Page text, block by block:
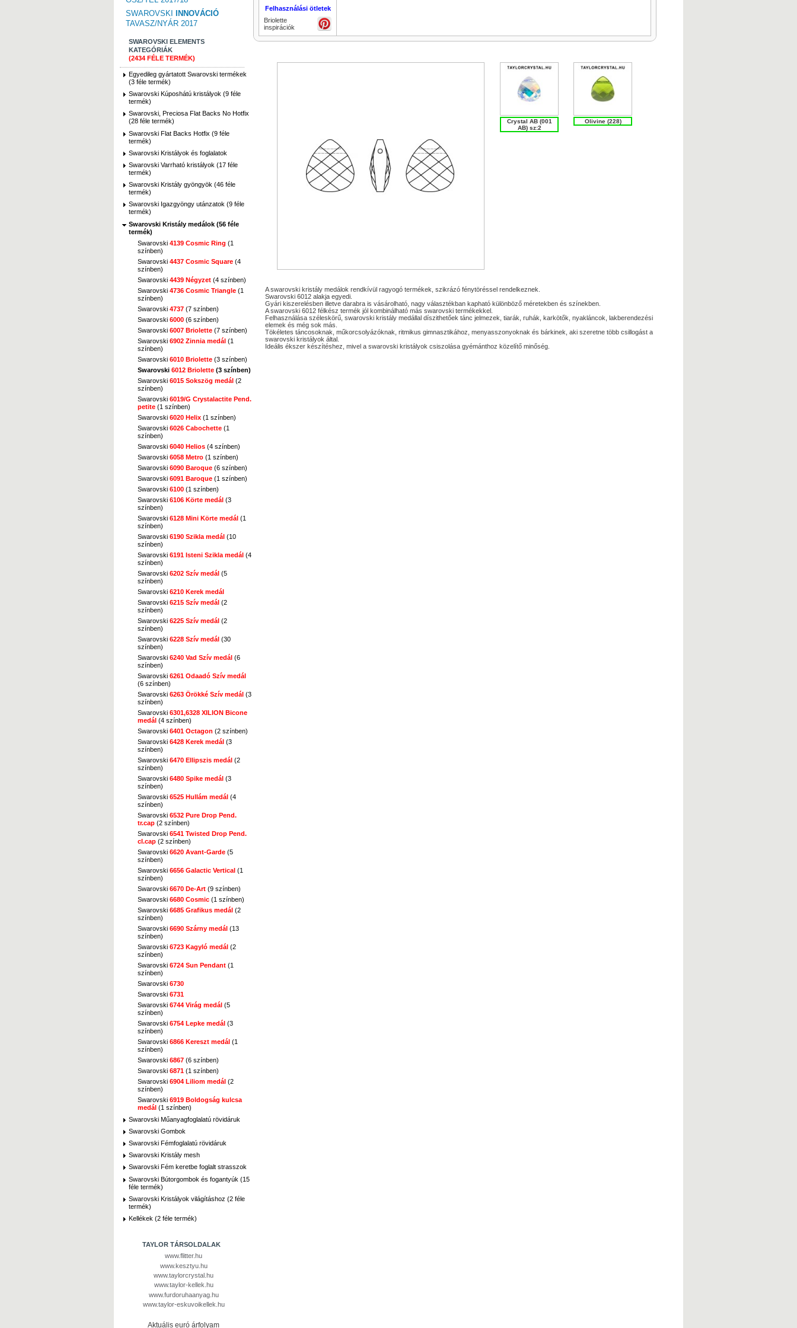
SWAROVSKI
INNOVÁCIÓ
TAVASZ/NYÁR 2017
SWAROVSKI ELEMENTS
KATEGÓRIÁK
(2434 FÉLE TERMÉK)
Egyedileg gyártatott Swarovski termékek
(3 féle termék)
Swarovski Kúposhátú kristályok (9 féle
termék)
Swarovski, Preciosa Flat Backs No Hotfix
(28 féle termék)
Swarovski Flat Backs Hotfix (9 féle
termék)
Swarovski Kristályok és foglalatok
Swarovski Varrható kristályok (17 féle
termék)
Swarovski Kristály gyöngyök (46 féle
termék)
Swarovski Igazgyöngy utánzatok (9 féle
termék)
Swarovski Kristály medálok (56 féle
termék)
Swarovski 4139 Cosmic Ring (1
színben)
Swarovski 4437 Cosmic Square (4
színben)
Swarovski 4439 Négyzet (4 színben)
Swarovski 4736 Cosmic Triangle (1
színben)
Swarovski 4737 (7 színben)
Swarovski 6000 (6 színben)
Swarovski 6007 Briolette (7 színben)
Swarovski 6902 Zinnia medál (1
színben)
Swarovski 6010 Briolette (3 színben)
Swarovski 6012 Briolette (3 színben)
Swarovski 6015 Sokszög medál (2
színben)
Swarovski 6019/G Crystalactite Pend.
petite (1 színben)
Swarovski 6020 Helix (1 színben)
Swarovski 6026 Cabochette (1
színben)
Swarovski 6040 Helios (4 színben)
Swarovski 6058 Metro (1 színben)
Swarovski 6090 Baroque (6 színben)
Swarovski 6091 Baroque (1 színben)
Swarovski 6100 (1 színben)
Swarovski 6106 Körte medál (3
színben)
Swarovski 6128 Mini Körte medál (1
színben)
Swarovski 6190 Szikla medál (10
színben)
Swarovski 6191 Isteni Szikla medál (4
színben)
Swarovski 6202 Szív medál (5
színben)
Swarovski 6210 Kerek medál
Swarovski 6215 Szív medál (2
színben)
Swarovski 6225 Szív medál (2
színben)
Swarovski 6228 Szív medál (30
színben)
Swarovski 6240 Vad Szív medál (6
színben)
Swarovski 6261 Odaadó Szív medál
(6 színben)
Swarovski 6263 Örökké Szív medál (3
színben)
Swarovski 6301,6328 XILION Bicone
medál (4 színben)
Swarovski 6401 Octagon (2 színben)
Swarovski 6428 Kerek medál (3
színben)
Swarovski 6470 Ellipszis medál (2
színben)
Swarovski 6480 Spike medál (3
színben)
Swarovski 6525 Hullám medál (4
színben)
Swarovski 6532 Pure Drop Pend.
tr.cap (2 színben)
Swarovski 6541 Twisted Drop Pend.
cl.cap (2 színben)
Swarovski 6620 Avant-Garde (5
színben)
Swarovski 6656 Galactic Vertical (1
színben)
Swarovski 6670 De-Art (9 színben)
Swarovski 6680 Cosmic (1 színben)
Swarovski 6685 Grafikus medál (2
színben)
Swarovski 6690 Szárny medál (13
színben)
Swarovski 6723 Kagyló medál (2
színben)
Swarovski 6724 Sun Pendant (1
színben)
Swarovski 6730
Swarovski 6731
Swarovski 6744 Virág medál (5
színben)
Swarovski 6754 Lepke medál (3
színben)
Swarovski 6866 Kereszt medál (1
színben)
Swarovski 6867 (6 színben)
Swarovski 6871 (1 színben)
Swarovski 6904 Liliom medál (2
színben)
Swarovski 6919 Boldogság kulcsa
medál (1 színben)
Swarovski Műanyagfoglalatú rövidáruk
Swarovski Gombok
Swarovski Fémfoglalatú rövidáruk
Swarovski Kristály mesh
Swarovski Fém keretbe foglalt strasszok
Swarovski Bútorgombok és fogantyúk (15
féle termék)
Swarovski Kristályok világításhoz (2 féle
termék)
Kellékek (2 féle termék)
TAYLOR TÁRSOLDALAK
www.flitter.hu
www.kesztyu.hu
www.taylorcrystal.hu
www.taylor-kellek.hu
www.furdoruhaanyag.hu
www.taylor-eskuvoikellek.hu
Aktuális euró árfolyam
Felhasználási ötletek
Briolette
inspirációk
Crystal AB (001
AB) sz:2
Olivine (228)
A swarovski kristály medálok rendkívül ragyogó termékek, szikrázó fénytöréssel rendelkeznek.
Swarovski 6012 alakja egyedi.
Gyári kiszerelésben illetve darabra is vásárolható, nagy választékban kapható különböző méretekben és színekben.
A swarovski 6012 félkész termék jól kombinálható más swarovski termékekkel.
Felhasználása széleskörű, swarovski kristály medállal díszithetőek tánc jelmezek, tiarák, ruhák, karkötők, nyakláncok, lakberendezési
elemek és még sok más.
Tökéletes táncosoknak, műkorcsolyázóknak, ritmikus gimnasztikához, menyasszonyoknak és bárkinek, aki szeretne több csillogást a
swarovski kristályok által.
Ideális ékszer készítéshez, mivel a swarovski kristályok csiszolása gyémánthoz közelítő minőség.